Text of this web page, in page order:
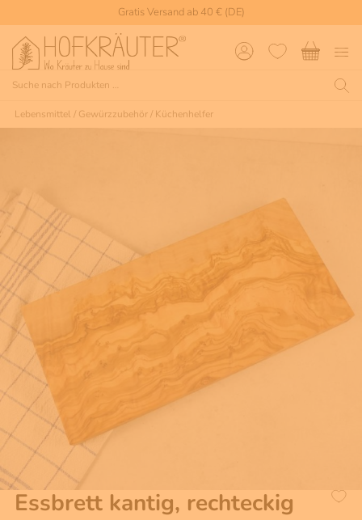
Gratis Versand ab 40 € (DE)
Lebensmittel / Gewürzzubehör/ Küchenhelfer
Essbrett kantig, rechteckig